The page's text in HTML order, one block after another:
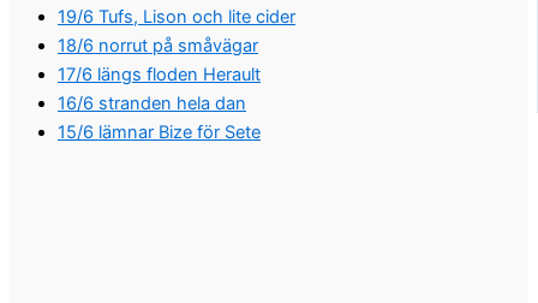
19/6 Tufs, Lison och lite cider
18/6 norrut på småvägar
17/6 längs floden Herault
16/6 stranden hela dan
15/6 lämnar Bize för Sete